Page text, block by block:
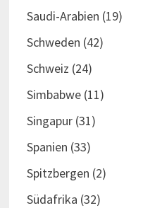
Saudi-Arabien (19)
Schweden (42)
Schweiz (24)
Simbabwe(11)
Singapur(31)
Spanien (33)
Spitzbergen (2)
Südafrika (32)